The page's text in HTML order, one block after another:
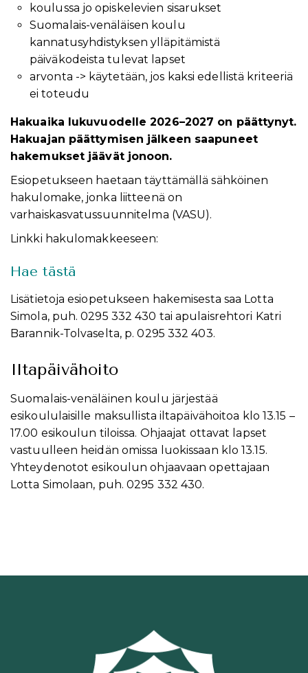
koulussa jo opiskelevien sisarukset
Suomalais-venäläisen koulu
kannatusyhdistyksen ylläpitämistä
päiväkodeista tulevat lapset
arvonta -> käytetään, jos kaksi edellistä kriteeriä
ei toteudu
Hakuaika lukuvuodelle 2026–2027 on päättynyt.
Hakuajan päättymisen jälkeen saapuneet
hakemukset jäävät jonoon.
Esiopetukseen haetaan täyttämällä sähköinen
hakulomake, jonka liitteenä on
varhaiskasvatussuunnitelma (VASU).
Linkki hakulomakkeeseen:
Hae tästä
Lisätietoja esiopetukseen hakemisesta saa Lotta
Simola, puh. 0295 332 430 tai apulaisrehtori Katri
Barannik-Tolvaselta, p. 0295 332 403.
Iltapäivähoito
Suomalais-venäläinen koulu järjestää
esikoululaisille maksullista iltapäivähoitoa klo 13.15 –
17.00 esikoulun tiloissa. Ohjaajat ottavat lapset
vastuulleen heidän omissa luokissaan klo 13.15.
Yhteydenotot esikoulun ohjaavaan opettajaan
Lotta Simolaan, puh. 0295 332 430.